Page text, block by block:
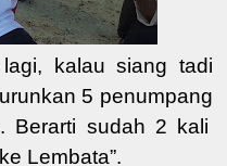
lagi, kalausiang tadi
5 penumpang
. Berarti sudah 2 kali
Lembata”.